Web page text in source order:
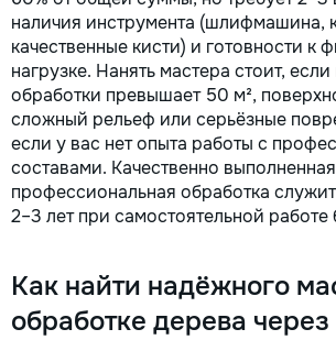
наличия инструмента (шлифмашина,
качественные кисти) и готовности к
нагрузке. Нанять мастера стоит,
обработки превышает 50 м²,
сложный рельеф или серьёзные
если у вас нет опыта работы с
составами. Качественно выполненная
профессиональная обработка
2–3 лет при самостоятельной работе
Как найти надёжного
обработке дерева